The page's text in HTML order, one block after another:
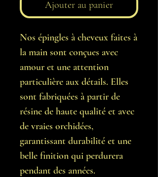
Ajouter au panier
Nos épingles à cheveux faites à
la main sont conçues avec
amour et une attention
particulière aux détails. Elles
sont fabriquées à partir de
résine de haute qualité et avec
de vraies orchidées,
garantissant durabilité et une
belle finition qui perdurera
pendant des années.